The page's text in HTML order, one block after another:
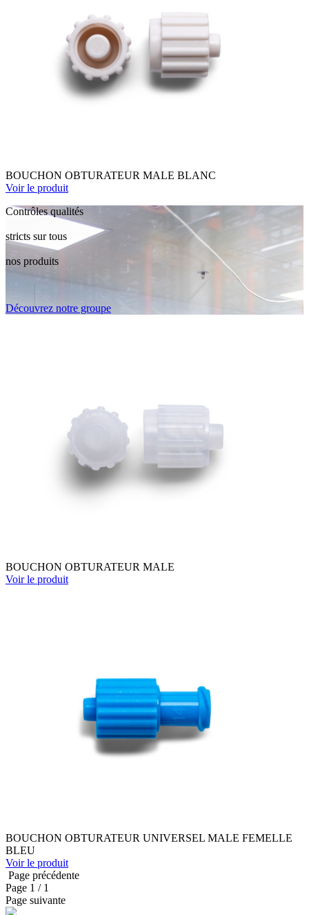
BOUCHON OBTURATEUR MALE BLANC
Voir le produit
Contrôles qualités
stricts sur tous
nos produits
Découvrez notre groupe
BOUCHON OBTURATEUR MALE
Voir le produit
BOUCHON OBTURATEUR UNIVERSEL MALE FEMELLE
BLEU
Voir le produit
Page précédente
Page 1 / 1
Page suivante